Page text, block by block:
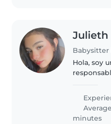
Julieth
Hola, soy
manera.
persona
minutes